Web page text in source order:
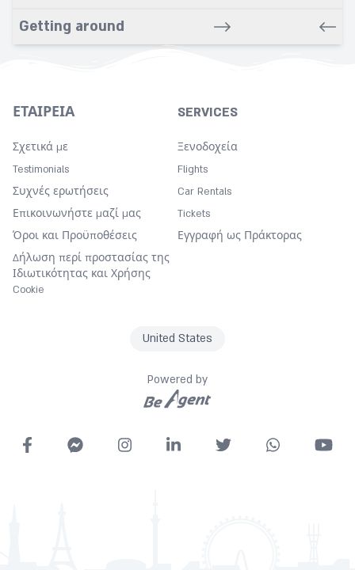
Copy
Dry cleaning service
Free Wifi
Spa
Housekeeping
Iron and board
Laundry Service
Internet access
Getting around
ΕΤΑΙΡΕΊΑ
Σχετικά με
Testimonials
Συχνές ερωτήσεις
Επικοινωνήστε μαζί μας
Όροι και Προϋποθέσεις
Δήλωση περί προστασίας της
Ιδιωτικότητας και Χρήσης
Cookie
SERVICES
Ξενοδοχεία
Flights
Car Rentals
Tickets
Εγγραφή ως Πράκτορας
United States
Powered by